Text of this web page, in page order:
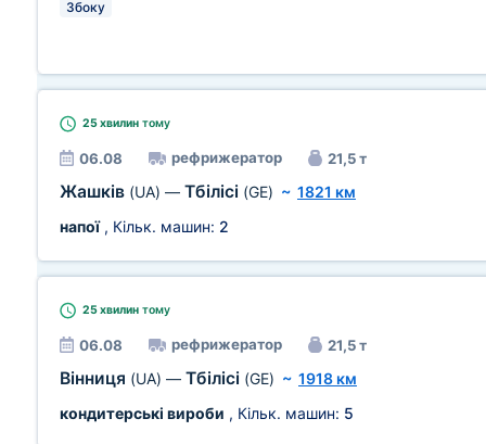
Збоку
25 хвилин тому
06.08 рефрижератор 21,5 т
Жашків (UA) — Тбілісі (GE) ~ 1821 км
напої, Кільк. машин: 2
25 хвилин тому
06.08 рефрижератор 21,5 т
Вінниця (UA) — Тбілісі (GE) ~ 1918 км
кондитерські вироби , Кільк. машин: 5